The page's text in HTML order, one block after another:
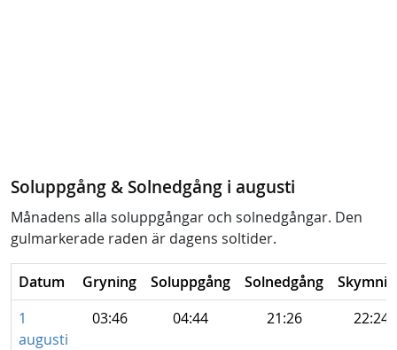
Soluppgång & Solnedgång i augusti
Månadens alla soluppgångar och solnedgångar. Den
gulmarkerade raden är dagens soltider.
Datum Gryning Soluppgång Solnedgång
1
augusti
03:46 04:44 21:26 22:24